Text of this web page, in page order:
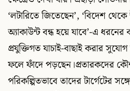
‘লটারিতে জিতেছেন’, ‘বিদেশ
অ্যাকাউন্ট বন্ধ হয়ে যাবে’-এ ধরনের
প্রযুক্তিগত যাচাই-বাছাই করার
ফলে ফাঁদে পড়ছেন।প্রতারকদের
পরিকল্পিতভাবে তাদের টার্গেটের